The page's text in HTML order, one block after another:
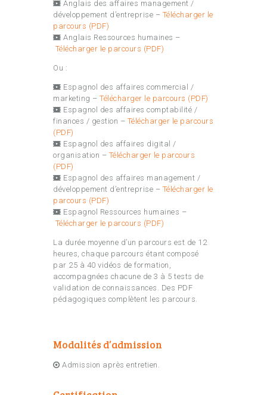
Anglais des affaires management /
développement d’entreprise – Télécharger le
parcours (PDF)
Anglais Ressources humaines –
Télécharger le parcours (PDF)
Ou :
Espagnol des affaires commercial /
marketing – Télécharger le parcours (PDF)
Espagnol des affaires comptabilité /
finances / gestion – Télécharger le parcours
(PDF)
Espagnol des affaires digital /
organisation – Télécharger le parcours
(PDF)
Espagnol des affaires management /
développement d’entreprise – Télécharger le
parcours (PDF)
Espagnol Ressources humaines –
Télécharger le parcours (PDF)
La durée moyenne d’un parcours est de 12
heures, chaque parcours étant composé
par 25 à 40 vidéos de formation,
accompagnées chacune de 3 à 5 tests de
validation de connaissances. Des PDF
pédagogiques complètent les parcours.
Modalités d’admission
Admission après entretien.